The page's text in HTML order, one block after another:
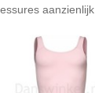
aanzienlijk.